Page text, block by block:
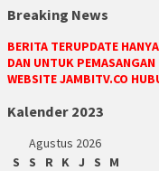
Breaking News
BERITA TERUPDATE
DAN UNTUK
WEBSITE JAMBITV.CO
Kalender 2023
Agustus 2026
S
S R K J S
M